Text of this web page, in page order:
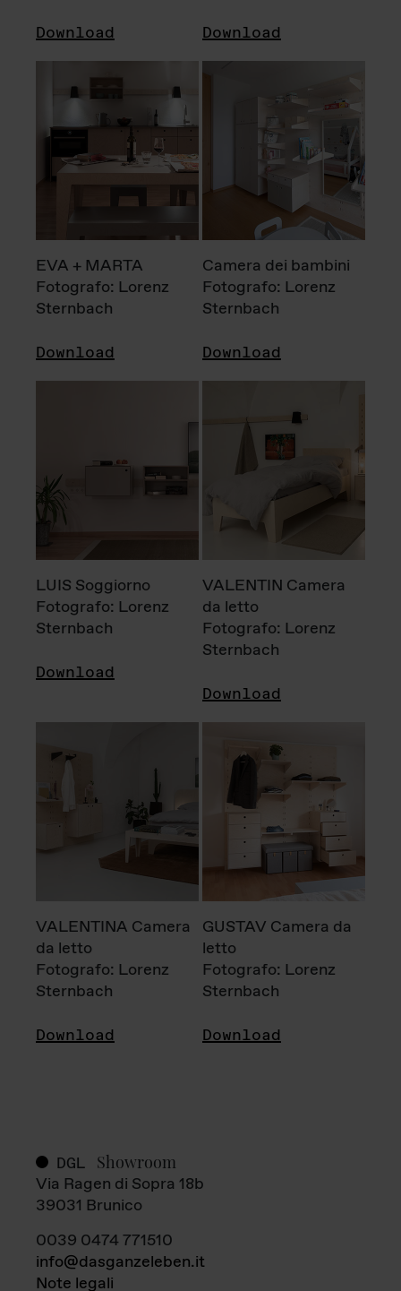
Download Download
EVA + MARTA
Fotografo: Lorenz
Sternbach
Download
Camera dei bambini
Fotografo: Lorenz
Sternbach
Download
LUIS Soggiorno
Fotografo: Lorenz
Sternbach
Download
VALENTIN Camera
da letto
Fotografo: Lorenz
Sternbach
Download
VALENTINA Camera
da letto
Fotografo: Lorenz
Sternbach
Download
GUSTAV Camera da
letto
Fotografo: Lorenz
Sternbach
Download
DGL Showroom
Via Ragen di Sopra 18b
39031 Brunico
0039 0474 771510
info@dasganzeleben.it
Note legali